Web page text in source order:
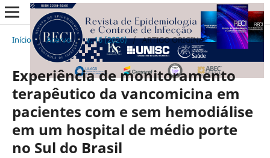
Início / Acervo / v. 16 (2026) / ARTIGO ORIGINAL
Experiência de monitoramento
terapêutico da vancomicina em
pacientes com e sem hemodiálise
em um hospital de médio porte
no Sul do Brasil